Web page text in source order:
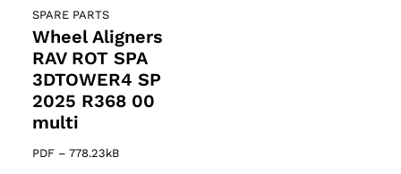
SPARE PARTS
Wheel Aligners
RAV ROT SPA
3DTOWER4 SP
2025 R368 00
multi
PDF – 778.23kB